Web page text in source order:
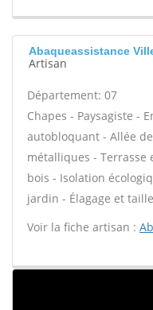
Abaqueassistance
Artisan
Département: 07
Chapes - Paysagiste -
autobloquant - Allée
métalliques - Terrasse
bois - Isolation
jardin - Élagage et
Voir la fiche artisan :